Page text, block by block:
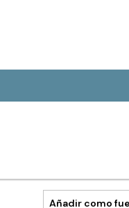
Añadir como